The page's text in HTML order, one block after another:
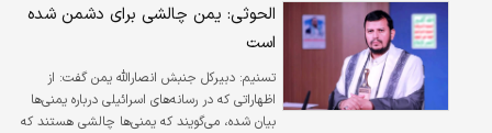
الحوثی: یمن چالشی برای دشمن شده
است
تسنیم: دبیرکل جنبش انصارالله یمن گفت: از
اظهاراتی که در رسانه‌های اسرائیلی درباره یمنی‌ها
بیان شده، می‌گویند که یمنی‌ها چالشی هستند که